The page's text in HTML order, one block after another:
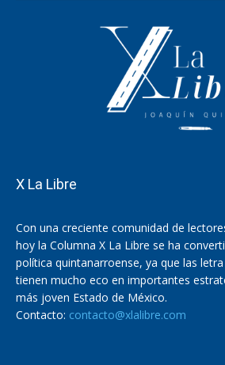
X La Libre
Con una creciente comunidad de
hoy la Columna X La Libre se ha
política quintanarroense, ya que las
tienen mucho eco en importantes
más joven Estado de México.
Contacto: contacto@xlalibre.com